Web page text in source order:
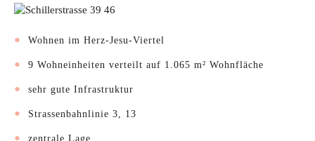
Wohnen im Herz-Jesu-Viertel
9 Wohneinheiten verteilt auf 1.065 m² Wohnfläche
sehr gute Infrastruktur
Strassenbahnlinie 3, 13
zentrale Lage